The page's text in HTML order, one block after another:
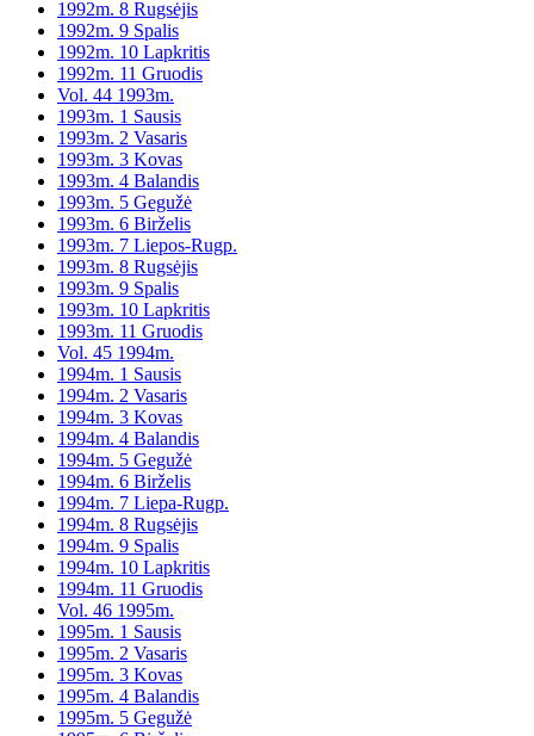
1992m. 8 Rugsėjis
1992m. 9 Spalis
1992m. 10 Lapkritis
1992m. 11 Gruodis
Vol. 44 1993m.
1993m. 1 Sausis
1993m. 2 Vasaris
1993m. 3 Kovas
1993m. 4 Balandis
1993m. 5 Gegužė
1993m. 6 Birželis
1993m. 7 Liepos-Rugp.
1993m. 8 Rugsėjis
1993m. 9 Spalis
1993m. 10 Lapkritis
1993m. 11 Gruodis
Vol. 45 1994m.
1994m. 1 Sausis
1994m. 2 Vasaris
1994m. 3 Kovas
1994m. 4 Balandis
1994m. 5 Gegužė
1994m. 6 Birželis
1994m. 7 Liepa-Rugp.
1994m. 8 Rugsėjis
1994m. 9 Spalis
1994m. 10 Lapkritis
1994m. 11 Gruodis
Vol. 46 1995m.
1995m. 1 Sausis
1995m. 2 Vasaris
1995m. 3 Kovas
1995m. 4 Balandis
1995m. 5 Gegužė